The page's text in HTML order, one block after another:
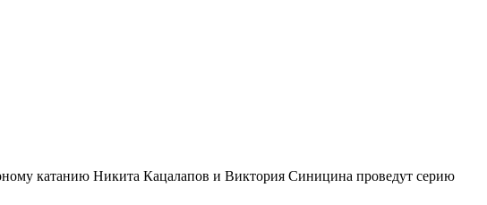
катанию Никита Кацалапов и Виктория Синицина проведут серию